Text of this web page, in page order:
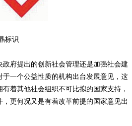
标识
府提出的创新社会管理还是加强社会建
一个公益性质的机构出台发展意见，这
着其他社会组织不可比拟的国家支持，
更何况又是有着改革前提的国家意见出